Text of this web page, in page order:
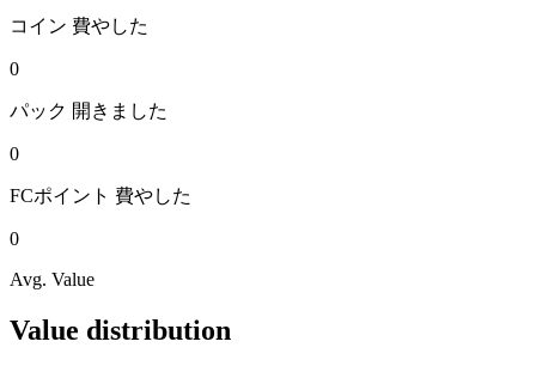
コイン 費やした
0
パック 開きました
0
FCポイント 費やした
0
Avg. Value
Value distribution